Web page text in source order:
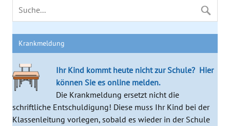
Krankmeldung
Ihr Kind kommt heute nicht zur Schule? Hier
können Sie es online melden.
Die Krankmeldung ersetzt nicht die
schriftliche Entschuldigung! Diese muss Ihr Kind bei der
Klassenleitung vorlegen, sobald es wieder in der Schule